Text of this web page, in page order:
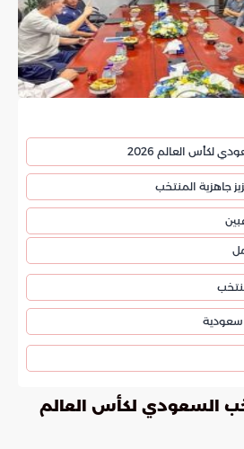
لكأس العالم 2026
جاهزية المنتخب
سعودية
السعودي لكأس العالم